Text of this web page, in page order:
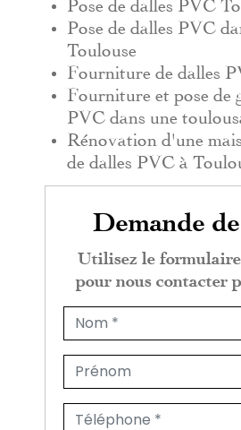
Pose de dalles PVC
Pose de dalles PVC
Toulouse
Fourniture de dalles
Fourniture et pose de
PVC dans une
Rénovation d'une
de dalles PVC à
Demande
Utilisez le formulaire
pour nous contacter